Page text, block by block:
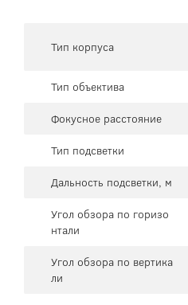
Тип корпуса
Тип объектива
Фокусное расстояние
Тип подсветки
Дальность подсветки, м
Угол обзора по горизо
нтали
Угол обзора по вертика
ли